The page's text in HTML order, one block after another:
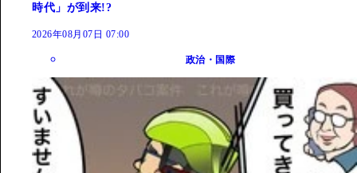
時代」が到来!?
2026年08月07日 07:00
政治・国際